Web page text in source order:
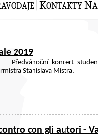
KONTAKTY N
2019
Předvánoční koncert
Stanislava Mistra.
con gli autori -